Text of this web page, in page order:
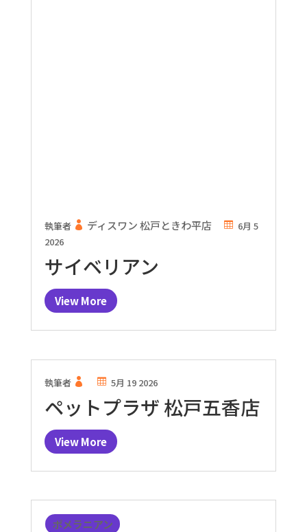
サイベリアン
執筆者 ディスワン 松戸ときわ平店
6月 5
2026
View More
ペットプラザ 松戸五香店
執筆者 5月 19 2026
View More
ポメラニアン